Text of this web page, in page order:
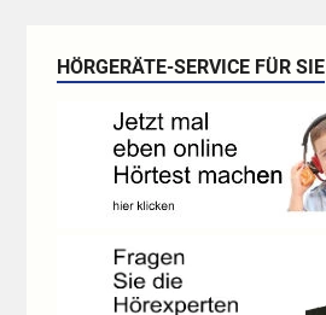
HÖRGERÄTE-SERVICE FÜR SIE